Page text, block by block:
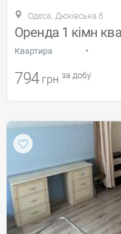
Одеса, Дюківська 8
Оренда 1 кімн
Квартира •
794 грн за добу